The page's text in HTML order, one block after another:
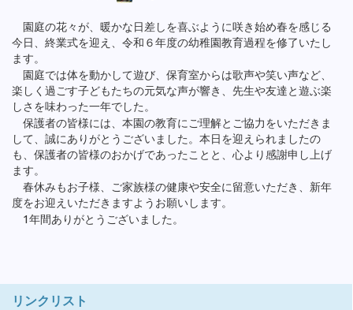
園庭の花々が、暖かな日差しを喜ぶように咲き始め春を感じる
今日、終業式を迎え、令和６年度の幼稚園教育過程を修了いたし
ます。
園庭では体を動かして遊び、保育室からは歌声や笑い声など、
楽しく過ごす子どもたちの元気な声が響き、先生や友達と遊ぶ楽
しさを味わった一年でした。
保護者の皆様には、本園の教育にご理解とご協力をいただきま
して、誠にありがとうございました。本日を迎えられましたの
も、保護者の皆様のおかげであったことと、心より感謝申し上げ
ます。
春休みもお子様、ご家族様の健康や安全に留意いただき、新年
度をお迎えいただきますようお願いします。
1年間ありがとうございました。
リンクリスト